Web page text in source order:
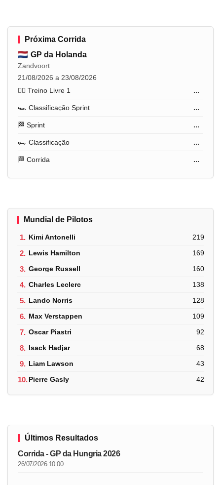
Próxima Corrida
GP da Holanda
Zandvoort
21/08/2026 a 23/08/2026
🏋️‍♂️ Treino Livre 1
...
🏎️ Classificação Sprint ...
🏁 Sprint ...
🏎️ Classificação ...
🏁 Corrida ...
Mundial de Pilotos
1. Kimi Antonelli 219
2. Lewis Hamilton 169
3. George Russell 160
4. Charles Leclerc 138
5. Lando Norris 128
6. Max Verstappen 109
7. Oscar Piastri 92
8. Isack Hadjar 68
9. Liam Lawson 43
10.Pierre Gasly 42
Últimos Resultados
Corrida - GP da Hungria 2026
26/07/2026 10:00